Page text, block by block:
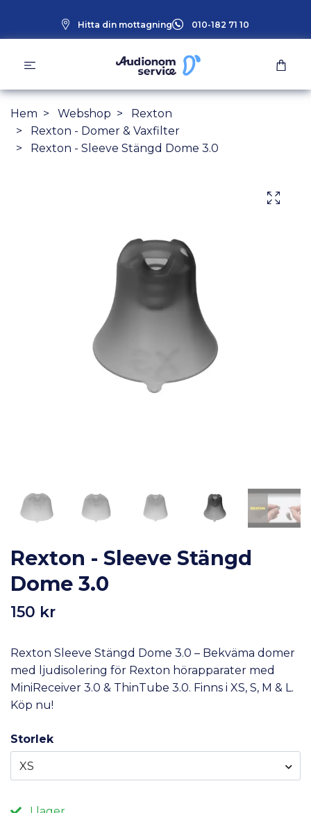
Hitta din mottagning 010-182 71 10
Hem Webshop
Rexton
Rexton - Domer & Vaxfilter
Rexton - Sleeve Stängd Dome 3.0
Rexton - Sleeve Stängd
Dome 3.0
150 kr
Rexton Sleeve Stängd Dome 3.0 – Bekväma domer
med ljudisolering för Rexton hörapparater med
MiniReceiver 3.0 & ThinTube 3.0. Finns i XS, S, M & L.
Köp nu!
Storlek
XS